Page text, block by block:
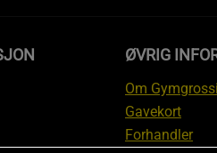
ØVRIG
Om
Gavekort
Forhandler